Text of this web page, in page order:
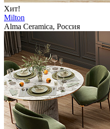
Хит!
Milton
Alma Ceramica, Россия